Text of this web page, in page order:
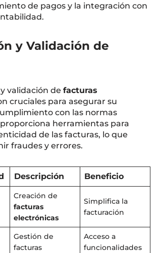
de pagos y la integración con
y Validación de
validación de facturas
cruciales para asegurar su
con las normas
proporciona herramientas para
de las facturas, lo que
fraudes y errores.
Descripción Beneficio
Creación de
facturas
electrónicas
Simplifica la
facturación
Gestión de
facturas
Acceso a
funcionalidades